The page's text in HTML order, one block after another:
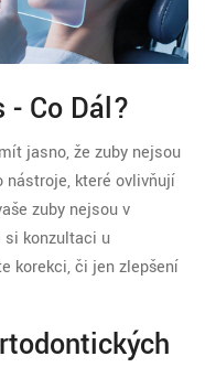
- Co Dál?
jasno, že zuby nejsou
nástroje, které ovlivňují
zuby nejsou v
si konzultaci u
korekci, či jen zlepšení